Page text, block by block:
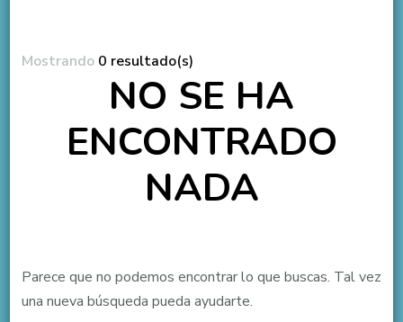
Mostrando 0 resultado(s)
NO SE HA
ENCONTRADO
NADA
Parece que no podemos encontrar lo que buscas. Tal vez
una nueva búsqueda pueda ayudarte.